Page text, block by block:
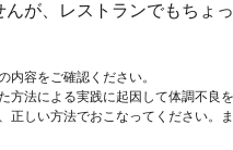
が、レストランでもちょ
容をご確認ください。
法による実践に起因して体調不良
正しい方法でおこなってください。